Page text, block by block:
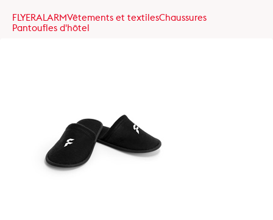
FLYERALARMVêtements et textilesChaussures
Pantoufles d'hôtel